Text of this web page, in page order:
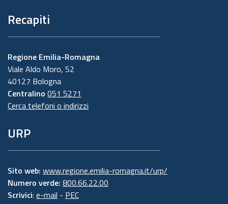
Recapiti
Regione Emilia-Romagna
Viale Aldo Moro, 52
40127 Bologna
Centralino 051 5271
Cerca telefoni o indirizzi
URP
Sito web: www.regione.emilia-romagna.it/urp/
Numero verde: 800.66.22.00
Scrivici: e-mail - PEC